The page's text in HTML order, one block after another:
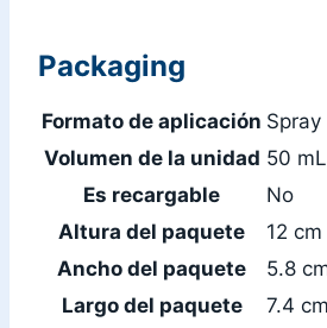
Packaging
Formato de aplicación Spray
Volumen de la unidad 50 mL
Es recargable
No
Altura del paquete
12 cm
Ancho del paquete
5.8
Largo del paquete
7.4 cm